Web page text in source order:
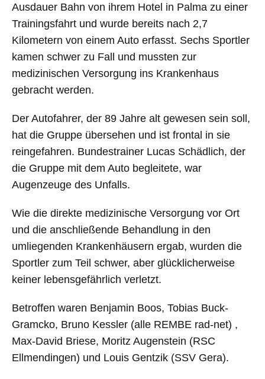
Ausdauer Bahn von ihrem Hotel in Palma zu einer
Trainingsfahrt und wurde bereits nach 2,7
Kilometern von einem Auto erfasst. Sechs Sportler
kamen schwer zu Fall und mussten zur
medizinischen Versorgung ins Krankenhaus
gebracht werden.
Der Autofahrer, der 89 Jahre alt gewesen sein soll,
hat die Gruppe übersehen und ist frontal in sie
reingefahren. Bundestrainer Lucas Schädlich, der
die Gruppe mit dem Auto begleitete, war
Augenzeuge des Unfalls.
Wie die direkte medizinische Versorgung vor Ort
und die anschließende Behandlung in den
umliegenden Krankenhäusern ergab, wurden die
Sportler zum Teil schwer, aber glücklicherweise
keiner lebensgefährlich verletzt.
Betroffen waren Benjamin Boos, Tobias Buck-
Gramcko, Bruno Kessler (alle REMBE rad-net) ,
Max-David Briese, Moritz Augenstein (RSC
Ellmendingen) und Louis Gentzik (SSV Gera).